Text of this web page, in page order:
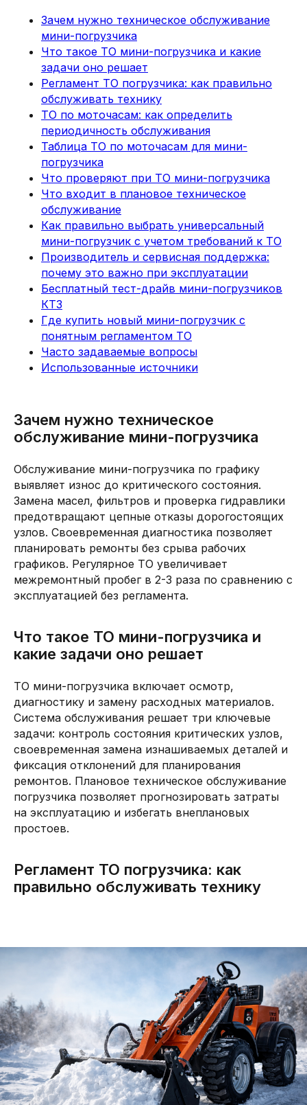
Зачем нужно техническое обслуживание
мини-погрузчика
Что такое ТО мини-погрузчика и какие
задачи оно решает
Регламент ТО погрузчика: как правильно
обслуживать технику
ТО по моточасам: как определить
периодичность обслуживания
Таблица ТО по моточасам для мини-
погрузчика
Что проверяют при ТО мини-погрузчика
Что входит в плановое техническое
обслуживание
Как правильно выбрать универсальный
мини-погрузчик с учетом требований к ТО
Производитель и сервисная поддержка:
почему это важно при эксплуатации
Бесплатный тест-драйв мини-погрузчиков
КТЗ
Где купить новый мини-погрузчик с
понятным регламентом ТО
Часто задаваемые вопросы
Использованные источники
Зачем нужно техническое
обслуживание мини-погрузчика
Обслуживание мини-погрузчика по графику
выявляет износ до критического состояния.
Замена масел, фильтров и проверка гидравлики
предотвращают цепные отказы дорогостоящих
узлов. Своевременная диагностика позволяет
планировать ремонты без срыва рабочих
графиков. Регулярное ТО увеличивает
межремонтный пробег в 2-3 раза по сравнению с
эксплуатацией без регламента.
Что такое ТО мини-погрузчика и
какие задачи оно решает
ТО мини-погрузчика включает осмотр,
диагностику и замену расходных материалов.
Система обслуживания решает три ключевые
задачи: контроль состояния критических узлов,
своевременная замена изнашиваемых деталей и
фиксация отклонений для планирования
ремонтов. Плановое техническое обслуживание
погрузчика позволяет прогнозировать затраты
на эксплуатацию и избегать внеплановых
простоев.
Регламент ТО погрузчика: как
правильно обслуживать технику